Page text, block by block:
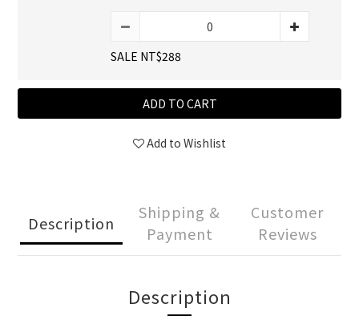
SALE NT$288
ADD TO CART
Add to Wishlist
Description
Shipping &
Payment
Customer
Reviews
Description